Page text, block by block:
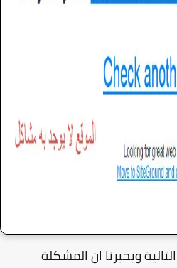
ويخبرنا ان المشكلة